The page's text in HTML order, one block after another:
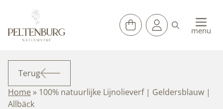
de
inhoud
menu
Terug
Home » 100% natuurlijke Lijnolieverf | Geldersblauw |
Allbäck